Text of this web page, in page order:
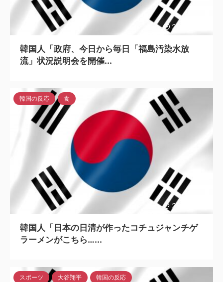
2023/6/15
韓国人「政府、今日から毎日「福島汚染水放
流」状況説明会を開催...
2023/6/14
韓国の反応 食
韓国人「日本の日清が作ったコチュジャンチゲ
ラーメンがこちら…...
スポーツ 大谷翔平 韓国の反応